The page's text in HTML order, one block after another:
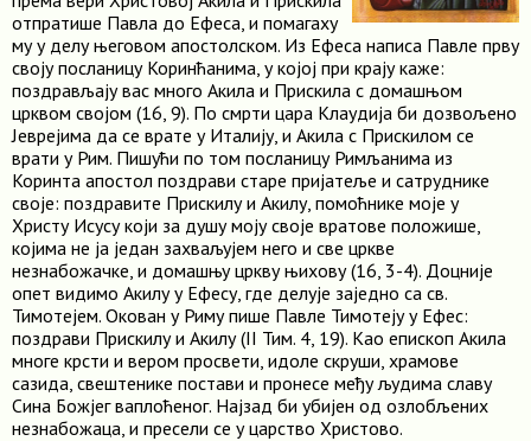
отпратише Павла до Ефеса, и помагаху
му у делу његовом апостолском. Из Ефеса написа Павле прву
своју посланицу Коринћанима, у којој при крају каже:
поздрављају вас много Акила и Прискила с домашњом
црквом својом (16, 9). По смрти цара Клаудија би дозвољено
Јеврејима да се врате у Италију, и Акила с Прискилом се
врати у Рим. Пишући по том посланицу Римљанима из
Коринта апостол поздрави старе пријатеље и сатруднике
своје: поздравите Прискилу и Акилу, помоћнике моје у
Христу Исусу који за душу моју своје вратове положише,
којима не ја један захваљујем него и све цркве
незнабожачке, и домашњу цркву њихову (16, 3-4). Доцније
опет видимо Акилу у Ефесу, где делује заједно са св.
Тимотејем. Окован у Риму пише Павле Тимотеју у Ефес:
поздрави Прискилу и Акилу (II Тим. 4, 19). Као епископ Акила
многе крсти и вером просвети, идоле скруши, храмове
сазида, свештенике постави и пронесе међу људима славу
Сина Божјег ваплоћеног. Најзад би убијен од озлобљених
незнабожаца, и пресели се у царство Христово.